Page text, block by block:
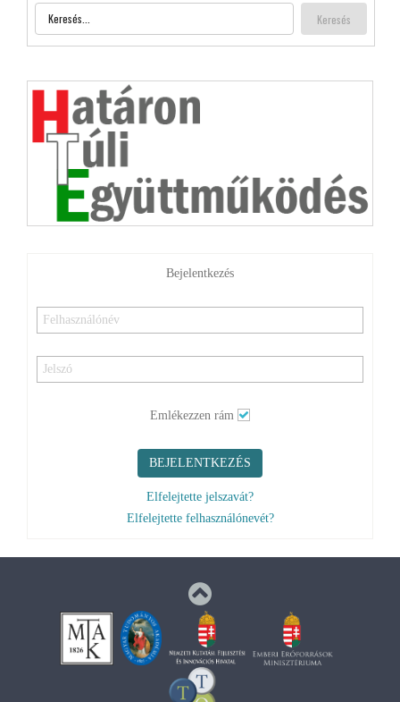
Bejelentkezés
Elfelejtette jelszavát?